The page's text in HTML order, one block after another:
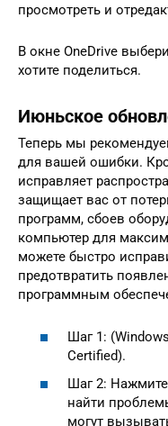
просмотреть и
В окне OneDrive
хотите поделиться.
Июньское
Теперь мы
для вашей ошибки.
исправляет
защищает вас от
программ, сбоев
компьютер для
можете быстро
предотвратить
программным
Шаг 1:
Certified).
Шаг 2:
найти
могут